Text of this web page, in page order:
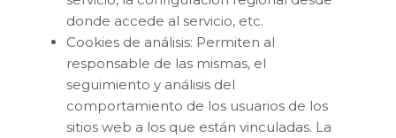
donde accede al servicio, etc.
Cookies de análisis: Permiten al
responsable de las mismas, el
seguimiento y análisis del
comportamiento de los usuarios de los
sitios web a los que están vinculadas. La